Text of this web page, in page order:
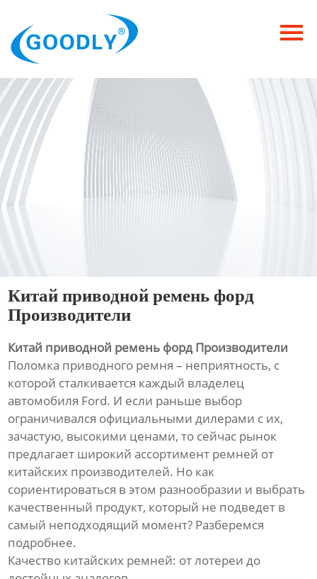
Продукция
ОТРАСЛИ
Категория
Новости
Контакты
Китай приводной ремень форд
Производители
Китай приводной ремень форд Производители
Поломка приводного ремня – неприятность, с
которой сталкивается каждый владелец
автомобиля Ford. И если раньше выбор
ограничивался официальными дилерами с их,
зачастую, высокими ценами, то сейчас рынок
предлагает широкий ассортимент ремней от
китайских производителей. Но как
сориентироваться в этом разнообразии и выбрать
качественный продукт, который не подведет в
самый неподходящий момент? Разберемся
подробнее.
Качество китайских ремней: от лотереи до